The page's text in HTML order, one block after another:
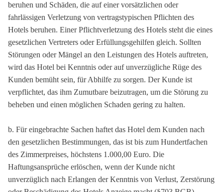
beruhen und Schäden, die auf einer vorsätzlichen oder
fahrlässigen Verletzung von vertragstypischen Pflichten des
Hotels beruhen. Einer Pflichtverletzung des Hotels steht die eines
gesetzlichen Vertreters oder Erfüllungsgehilfen gleich. Sollten
Störungen oder Mängel an den Leistungen des Hotels auftreten,
wird das Hotel bei Kenntnis oder auf unverzügliche Rüge des
Kunden bemüht sein, für Abhilfe zu sorgen. Der Kunde ist
verpflichtet, das ihm Zumutbare beizutragen, um die Störung zu
beheben und einen möglichen Schaden gering zu halten.
b. Für eingebrachte Sachen haftet das Hotel dem Kunden nach
den gesetzlichen Bestimmungen, das ist bis zum Hundertfachen
des Zimmerpreises, höchstens 1.000,00 Euro. Die
Haftungsansprüche erlöschen, wenn der Kunde nicht
unverzüglich nach Erlangen der Kenntnis von Verlust, Zerstörung